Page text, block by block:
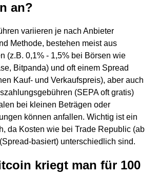
an?
variieren je nach Anbieter
Methode, bestehen meist aus
(z.B. 0,1% - 1,5% bei Börsen wie
Bitpanda) und oft einem Spread
Kauf- und Verkaufspreis), aber auch
(SEPA oft gratis)
bei kleinen Beträgen oder
können anfallen. Wichtig ist ein
da Kosten wie bei Trade Republic (ab
basiert) unterschiedlich sind.
kriegt man für 100